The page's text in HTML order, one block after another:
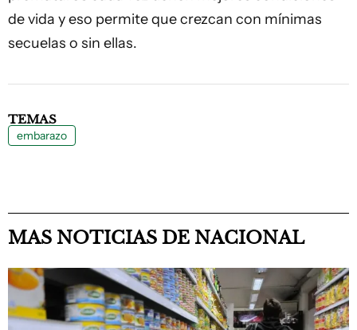
de vida y eso permite que crezcan con mínimas
secuelas o sin ellas.
TEMAS
embarazo
MAS NOTICIAS DE NACIONAL